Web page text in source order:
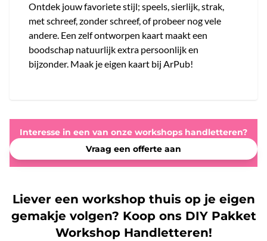
Ontdek jouw favoriete stijl; speels, sierlijk, strak,
met schreef, zonder schreef, of probeer nog vele
andere. Een zelf ontworpen kaart maakt een
boodschap natuurlijk extra persoonlijk en
bijzonder. Maak je eigen kaart bij ArPub!
Interesse in een van onze workshops handletteren?
Vraag een offerte aan
Liever een workshop thuis op je eigen
gemakje volgen? Koop ons DIY Pakket
Workshop Handletteren!